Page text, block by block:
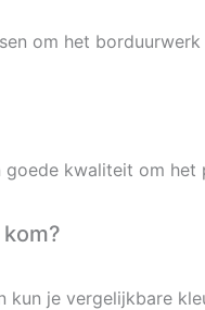
om het
kwaliteit om
je vergelijkbare